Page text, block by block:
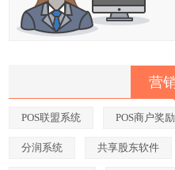
营
POS联盟系统 POS商户奖
分润系统 共享股东软件